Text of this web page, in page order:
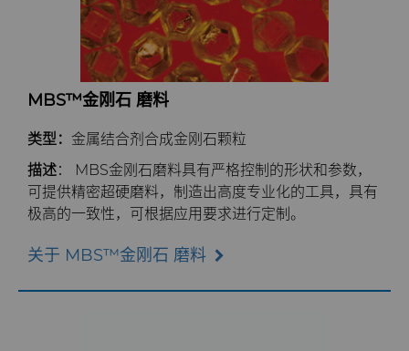
MBS™金刚石 磨料
类型： 金属结合剂合成金刚石颗粒
描述：
MBS金刚石磨料具有严格控制的形状和参数，
可提供精密超硬磨料，制造出高度专业化的工具，具有
极高的一致性，可根据应用要求进行定制。
关于 MBS™金刚石 磨料